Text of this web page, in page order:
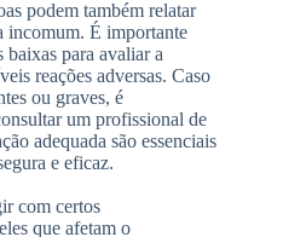
podem também relatar
incomum. É importante
baixas para avaliar a
reações adversas. Caso
ou graves, é
um profissional de
adequada são essenciais
e eficaz.
com certos
que afetam o